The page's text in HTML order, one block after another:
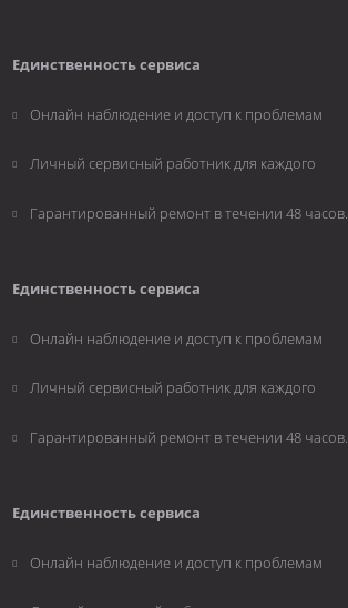
Единственность сервиса
Онлайн наблюдение и доступ к проблемам
Личный сервисный работник для каждого
Гарантированный ремонт в течении 48 часов.
Единственность сервиса
Онлайн наблюдение и доступ к проблемам
Личный сервисный работник для каждого
Гарантированный ремонт в течении 48 часов.
Единственность сервиса
Онлайн наблюдение и доступ к проблемам